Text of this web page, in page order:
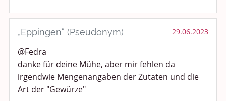
„Eppingen“ (Pseudonym) 29.06.2023
@Fedra
danke für deine Mühe, aber mir fehlen da
irgendwie Mengenangaben der Zutaten und die
Art der "Gewürze"